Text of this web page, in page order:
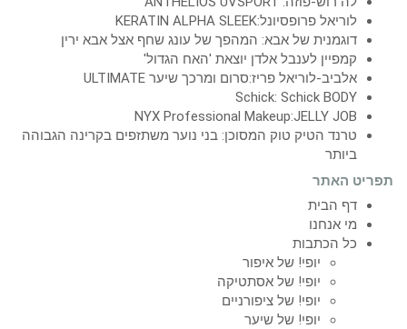
לוריאל פרופסיונל:KERATIN ALPHA SLEEK
דוגמנית של אבא: המהפך של עונג שחף אצל אבא ירין
קמפיין לענבל אלדן יוצאת 'האח הגדול'
אלביב-לוריאל פריז:סרום ומרכך שיער ULTIMATE
Schick: Schick BODY
NYX Professional Makeup:JELLY JOB
טרנד הטיק טוק המסוכן: בני נוער משתזפים בקרינה הגבוהה
ביותר
תפריט האתר
דף הבית
מי אנחנו
כל הכתבות
יופי! של איפור
יופי! של אסתטיקה
יופי! של ציפורניים
יופי! של שיער